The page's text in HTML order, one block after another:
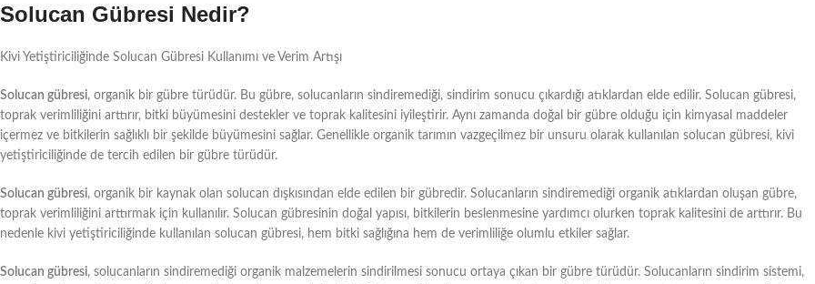
Solucan Gübresi Nedir?
Kivi Yetiştiriciliğinde Solucan Gübresi Kullanımı ve Verim Artışı
Solucan gübresi, organik bir gübre türüdür. Bu gübre, solucanların sindiremediği, sindirim sonucu çıkardığı atıklardan elde edilir. Solucan gübresi,
toprak verimliliğini arttırır, bitki büyümesini destekler ve toprak kalitesini iyileştirir. Aynı zamanda doğal bir gübre olduğu için kimyasal maddeler
içermez ve bitkilerin sağlıklı bir şekilde büyümesini sağlar. Genellikle organik tarımın vazgeçilmez bir unsuru olarak kullanılan solucan gübresi, kivi
yetiştiriciliğinde de tercih edilen bir gübre türüdür.
Solucan gübresi, organik bir kaynak olan solucan dışkısından elde edilen bir gübredir. Solucanların sindiremediği organik atıklardan oluşan gübre,
toprak verimliliğini arttırmak için kullanılır. Solucan gübresinin doğal yapısı, bitkilerin beslenmesine yardımcı olurken toprak kalitesini de arttırır. Bu
nedenle kivi yetiştiriciliğinde kullanılan solucan gübresi, hem bitki sağlığına hem de verimliliğe olumlu etkiler sağlar.
Solucan gübresi, solucanların sindiremediği organik malzemelerin sindirilmesi sonucu ortaya çıkan bir gübre türüdür. Solucanların sindirim sistemi,